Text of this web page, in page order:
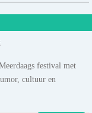
festival met
cultuur en